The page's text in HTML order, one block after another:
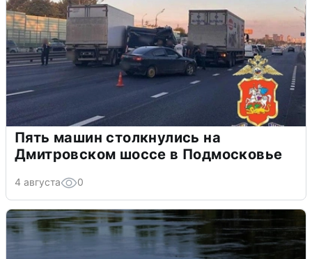
Пять машин столкнулись на
Дмитровском шоссе в Подмосковье
4 августа 0